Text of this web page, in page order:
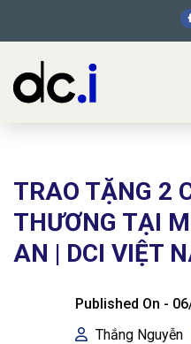
TRAO TẶNG 2
THƯƠNG TẠI
AN | DCI VIỆT
Published On -
Thắng Nguyễn